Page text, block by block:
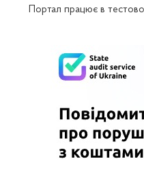
Портал працює в